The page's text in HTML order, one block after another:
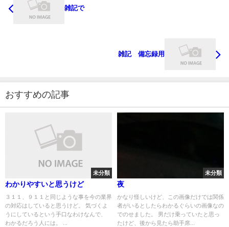
雑記で
雑記 備忘録用
おすすめの記事
未分類
わかりやすいと思うけど
３１１、９１１と同じような事を今の業界
の対応はしていると思うけど。 気づくよ
うにしているという手口なわけなんで、
わかるだろう人には。 ...
未分類
夜
かなり怪しいけど、この画像だけでは関係
者がいるとしたらわかるぐらいの画像なの
でのせました。 男だけ乗っていたと思っ
たけど、後から見たら助手席...